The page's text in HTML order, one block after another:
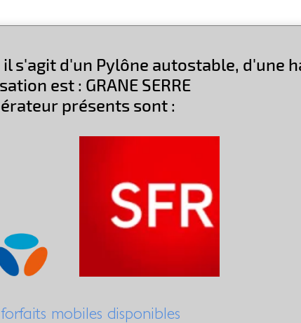
s'agit d'un Pylône autostable, d'une
est : GRANE SERRE
présents sont :
mobiles disponibles